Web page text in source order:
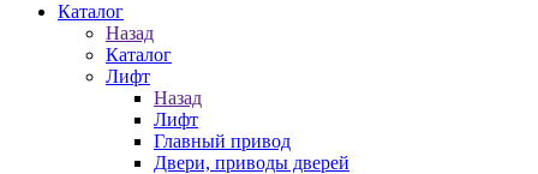
Каталог
Назад
Каталог
Лифт
Назад
Лифт
Главный привод
Двери, приводы дверей